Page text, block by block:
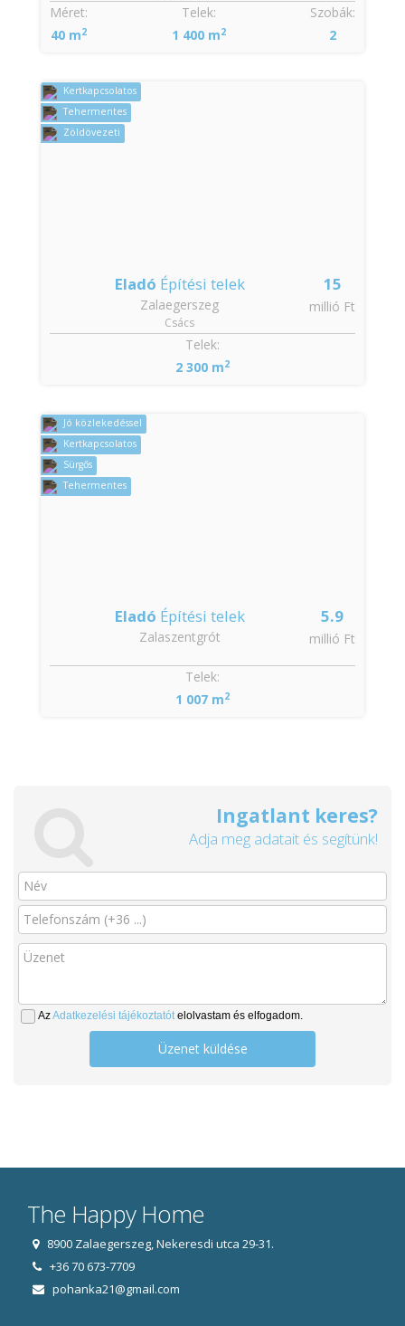
Szobák:
2
Méret:
40 m2
Telek:
1 400 m2
Kertkapcsolatos
Tehermentes
Zöldövezeti
15
millió Ft
Eladó Építési telek
Zalaegerszeg
Csács
Telek:
2 300 m2
Jó közlekedéssel
Kertkapcsolatos
Sürgős
Tehermentes
5.9
millió Ft
Eladó Építési telek
Zalaszentgrót
Telek:
1 007 m2
Ingatlant keres?
Adja meg adatait és segítünk!
AzAdatkezelési tájékoztatótelolvastam és elfogadom.
Üzenet küldése
The Happy Home
8900 Zalaegerszeg, Nekeresdi utca 29-31.
+36 70 673-7709
pohanka21@gmail.com